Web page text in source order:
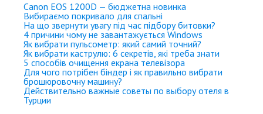
Canon EOS 1200D — бюджетна новинка
Вибираємо покривало для спальні
На що звернути увагу під час підбору битовки?
4 причини чому не завантажується Windows
Як вибрати пульсометр: який самий точний?
Як вибрати каструлю: 6 секретів, які треба знати
5 способів очищення екрана телевізора
Для чого потрібен біндер і як правильно вибрати
брошюровочну машину?
Действительно важные советы по выбору отеля в
Турции